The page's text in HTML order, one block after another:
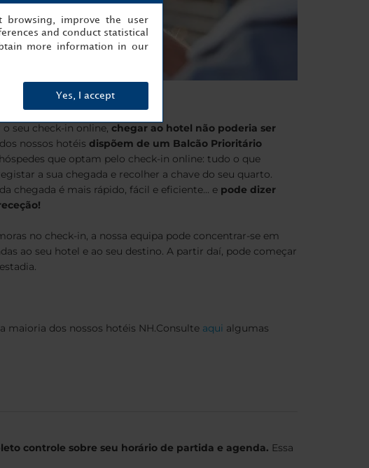
seu check-in online, chegar ao hotel não poderia ser
nossos hotéis dispõem de um Balcão Prioritário
que optam pelo check-in online: tudo o que
a sua chegada e recolher a chave do seu quarto.
chegada é mais rápido, fácil e eficiente... e pode dizer
no check-in, a nossa equipa pode concentrar-se em
ao seu hotel e ao seu destino. A partir daí, pode começar
maioria dos nossos hotéis NH.Consulte aqui algumas
controle sobre seu horário de partida e agenda. Essa
improve the user
and conduct statistical
more information in our
Yes, I accept